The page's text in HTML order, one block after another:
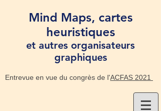
Mind Maps, cartes
heuristiques
et autres organisateurs
graphiques
Entrevue en vue du congrès de l'ACFAS 2021